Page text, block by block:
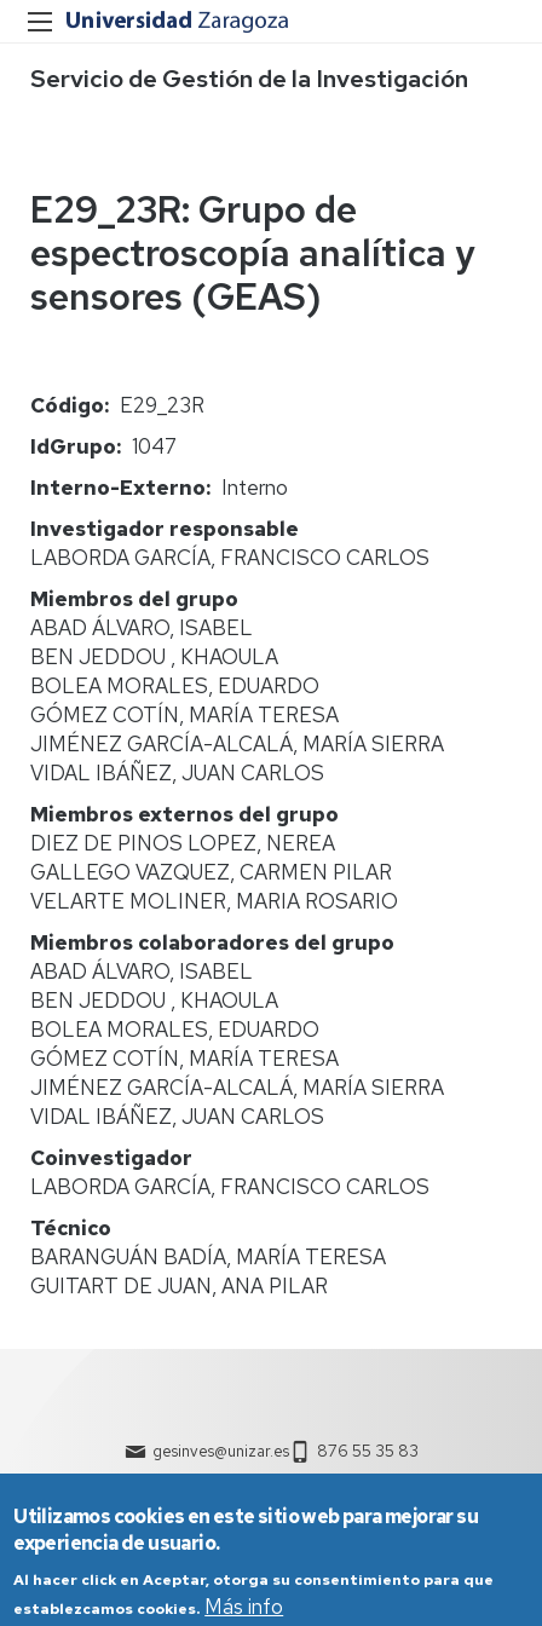
Servicio de Gestión de la Investigación
E29_23R: Grupo de
espectroscopía analítica y
sensores (GEAS)
Código
E29_23R
IdGrupo
1047
Interno-Externo
Interno
Investigador responsable
LABORDA GARCÍA, FRANCISCO CARLOS
Miembros del grupo
ABAD ÁLVARO, ISABEL
BEN JEDDOU , KHAOULA
BOLEA MORALES, EDUARDO
GÓMEZ COTÍN, MARÍA TERESA
JIMÉNEZ GARCÍA-ALCALÁ, MARÍA SIERRA
VIDAL IBÁÑEZ, JUAN CARLOS
Miembros externos del grupo
DIEZ DE PINOS LOPEZ, NEREA
GALLEGO VAZQUEZ, CARMEN PILAR
VELARTE MOLINER, MARIA ROSARIO
Miembros colaboradores del grupo
ABAD ÁLVARO, ISABEL
BEN JEDDOU , KHAOULA
BOLEA MORALES, EDUARDO
GÓMEZ COTÍN, MARÍA TERESA
JIMÉNEZ GARCÍA-ALCALÁ, MARÍA SIERRA
VIDAL IBÁÑEZ, JUAN CARLOS
Coinvestigador
LABORDA GARCÍA, FRANCISCO CARLOS
Técnico
BARANGUÁN BADÍA, MARÍA TERESA
GUITART DE JUAN, ANA PILAR
gesinves@unizar.es 876 55 35 83
Utilizamos cookies en este sitio web para mejorar su
experiencia de usuario.
Al hacer click en Aceptar, otorga su consentimiento para que
establezcamos cookies. Más info